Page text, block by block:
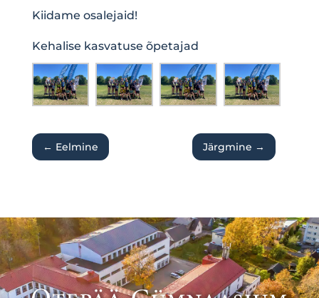
Kiidame osalejaid!
Kehalise kasvatuse õpetajad
← Eelmine Järgmine →